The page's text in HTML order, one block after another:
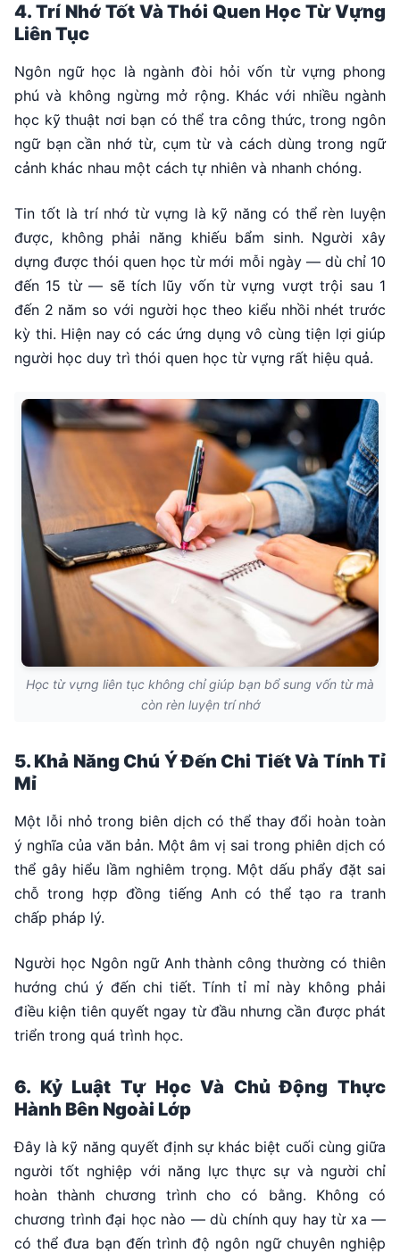
4. Trí Nhớ Tốt Và Thói Quen Học Từ Vựng
Liên Tục
Ngôn ngữ học là ngành đòi hỏi vốn từ vựng phong
phú và không ngừng mở rộng. Khác với nhiều ngành
học kỹ thuật nơi bạn có thể tra công thức, trong ngôn
ngữ bạn cần nhớ từ, cụm từ và cách dùng trong ngữ
cảnh khác nhau một cách tự nhiên và nhanh chóng.
Tin tốt là trí nhớ từ vựng là kỹ năng có thể rèn luyện
được, không phải năng khiếu bẩm sinh. Người xây
dựng được thói quen học từ mới mỗi ngày — dù chỉ 10
đến 15 từ — sẽ tích lũy vốn từ vựng vượt trội sau 1
đến 2 năm so với người học theo kiểu nhồi nhét trước
kỳ thi. Hiện nay có các ứng dụng vô cùng tiện lợi giúp
người học duy trì thói quen học từ vựng rất hiệu quả.
Học từ vựng liên tục không chỉ giúp bạn bổ sung vốn từ mà
còn rèn luyện trí nhớ
5. Khả Năng Chú Ý Đến Chi Tiết Và Tính Tỉ
Mỉ
Một lỗi nhỏ trong biên dịch có thể thay đổi hoàn toàn
ý nghĩa của văn bản. Một âm vị sai trong phiên dịch có
thể gây hiểu lầm nghiêm trọng. Một dấu phẩy đặt sai
chỗ trong hợp đồng tiếng Anh có thể tạo ra tranh
chấp pháp lý.
Người học Ngôn ngữ Anh thành công thường có thiên
hướng chú ý đến chi tiết. Tính tỉ mỉ này không phải
điều kiện tiên quyết ngay từ đầu nhưng cần được phát
triển trong quá trình học.
6. Kỷ Luật Tự Học Và Chủ Động Thực
Hành Bên Ngoài Lớp
Đây là kỹ năng quyết định sự khác biệt cuối cùng giữa
người tốt nghiệp với năng lực thực sự và người chỉ
hoàn thành chương trình cho có bằng. Không có
chương trình đại học nào — dù chính quy hay từ xa —
có thể đưa bạn đến trình độ ngôn ngữ chuyên nghiệp